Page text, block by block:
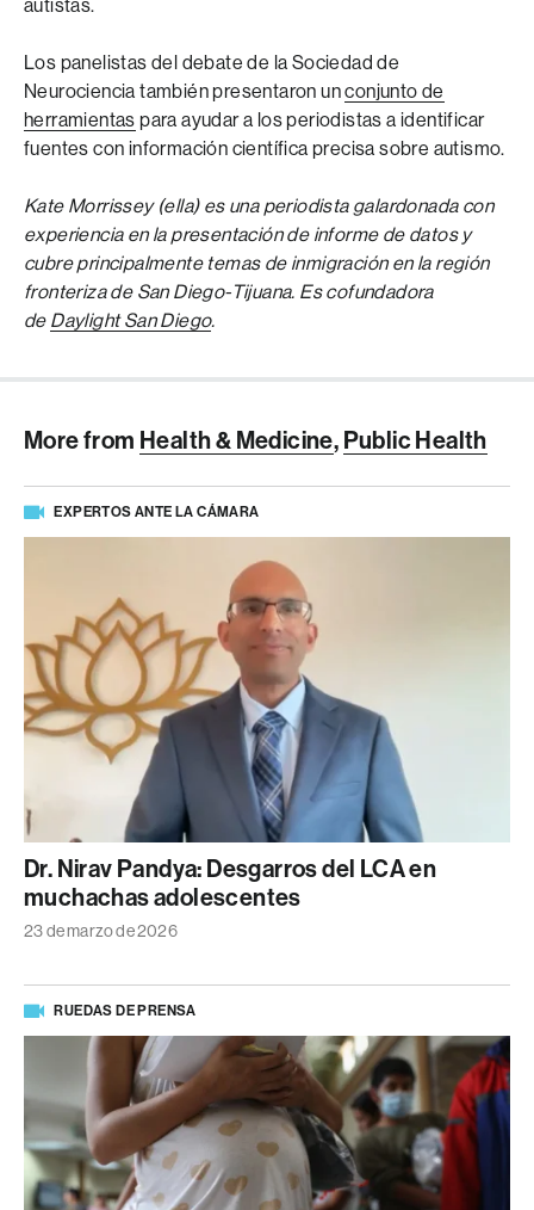
autistas.
Los panelistas del debate de la Sociedad de
Neurociencia también presentaron unconjunto de
herramientas para ayudar a los periodistas a identificar
fuentes con información científica precisa sobre autismo.
Kate Morrissey (ella) es una periodista galardonada con
experiencia en la presentación de informe de datos y
cubre principalmente temas de inmigración en la región
fronteriza de San Diego-Tijuana. Es cofundadora
de Daylight San Diego.
More from Health & Medicine, Public Health
EXPERTOS ANTE LA CÁMARA
Dr. Nirav Pandya: Desgarros del LCA en
muchachas adolescentes
23 de marzo de 2026
RUEDAS DE PRENSA